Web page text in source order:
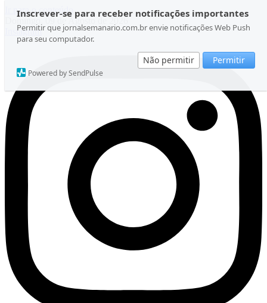
Inscrever-se para receber notificações importantes
Permitir que jornalsemanario.com.br envie notificações Web Push
para seu computador.
Não permitir Permitir
Powered by SendPulse
Ir para o conteúdo
Domingo, 09 de Agosto de 2026
Instagram